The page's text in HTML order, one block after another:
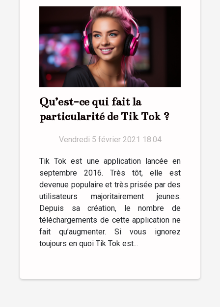
Qu’est-ce qui fait la
particularité de Tik Tok ?
Vendredi 5 février 2021 18:04
Tik Tok est une application lancée en
septembre 2016. Très tôt, elle est
devenue populaire et très prisée par des
utilisateurs majoritairement jeunes.
Depuis sa création, le nombre de
téléchargements de cette application ne
fait qu’augmenter. Si vous ignorez
toujours en quoi Tik Tok est...